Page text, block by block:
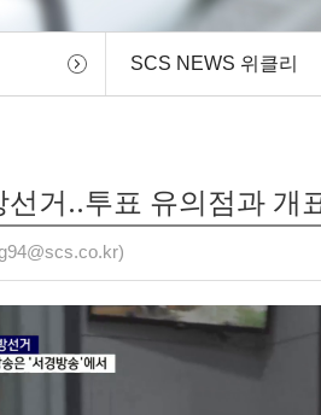
SCS NEWS 위클리
선거..투표 유의점과 개